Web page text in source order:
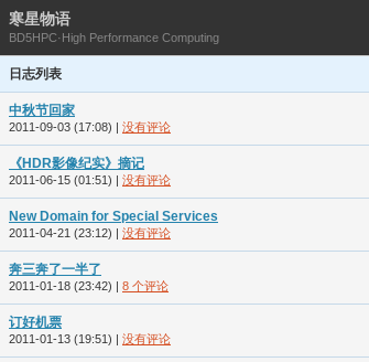
寒星物语
BD5HPC·High Performance Computing
日志列表
中秋节回家
2011-09-03 (17:08) | 没有评论
《HDR影像纪实》摘记
2011-06-15 (01:51) | 没有评论
New Domain for Special Services
2011-04-21 (23:12) | 没有评论
奔三奔了一半了
2011-01-18 (23:42) | 8 个评论
订好机票
2011-01-13 (19:51) | 没有评论